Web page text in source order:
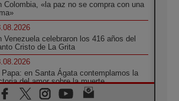
Colombia, «la paz no se compra con una
Venezuela celebraron los 416 años del
Cristo de La Grita
Papa: en Santa Ágata contemplamos la
del amor sobre la muerte